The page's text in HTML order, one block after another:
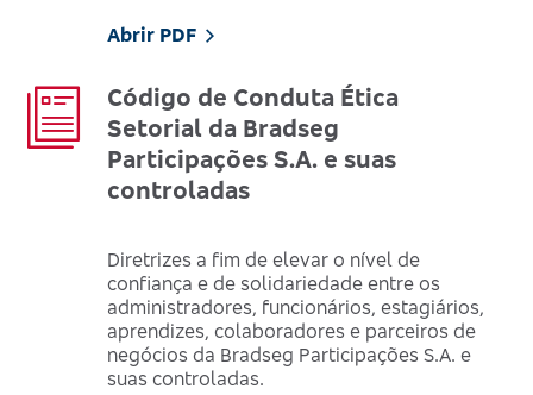
Abrir PDF
Código de Conduta Ética
Setorial da Bradseg
Participações S.A. e suas
controladas
Diretrizes a fim de elevar o nível de
confiança e de solidariedade entre os
administradores, funcionários, estagiários,
aprendizes, colaboradores e parceiros de
negócios da Bradseg Participações S.A. e
suas controladas.